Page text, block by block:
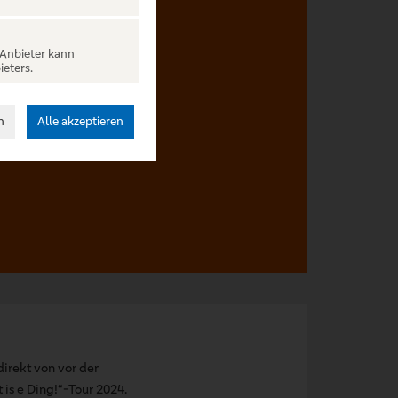
von vor der
e Ding!“-Tour 2024.
kann
Alle akzeptieren